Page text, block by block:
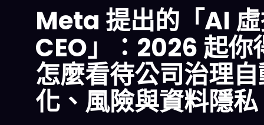
Meta 提出的「AI
CEO」：2026 起你
怎麼看待公司治理
化、風險與資料隱